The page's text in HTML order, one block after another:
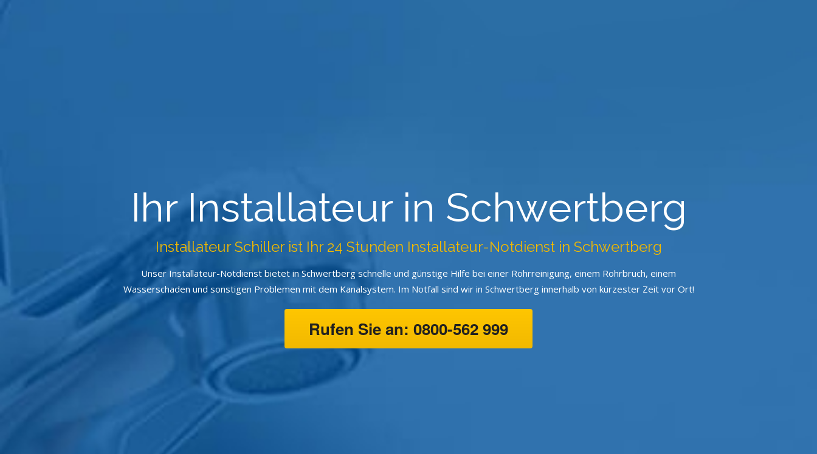
Ihr Installateur in Schwertberg
Installateur Schiller ist Ihr 24 Stunden Installateur-Notdienst in Schwertberg
Unser Installateur-Notdienst bietet in Schwertberg schnelle und günstige Hilfe bei einer Rohrreinigung, einem Rohrbruch, einem
Wasserschaden und sonstigen Problemen mit dem Kanalsystem. Im Notfall sind wir in Schwertberg innerhalb von kürzester Zeit vor Ort!
Rufen Sie an: 0800-562 999